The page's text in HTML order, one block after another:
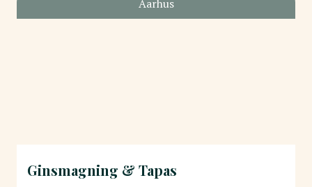
Aarhus
Ginsmagning & Tapas